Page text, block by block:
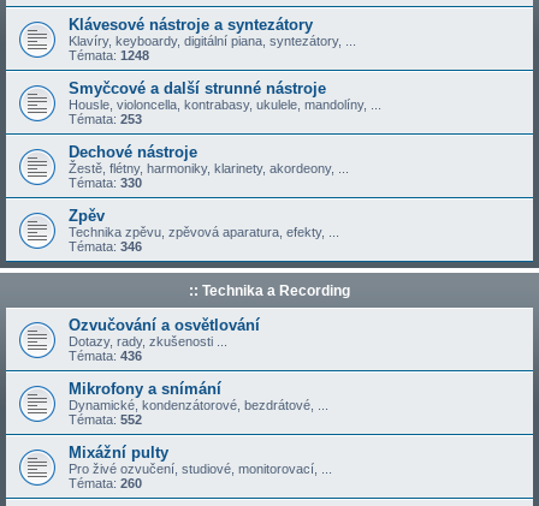
Klávesové nástroje a syntezátory
Klavíry, keyboardy, digitální piana, syntezátory, ...
Témata: 1248
Smyčcové a další strunné nástroje
Housle, violoncella, kontrabasy, ukulele, mandolíny, ...
Témata: 253
Dechové nástroje
Žestě, flétny, harmoniky, klarinety, akordeony, ...
Témata: 330
Zpěv
Technika zpěvu, zpěvová aparatura, efekty, ...
Témata: 346
:: Technika a Recording
Ozvučování a osvětlování
Dotazy, rady, zkušenosti ...
Témata: 436
Mikrofony a snímání
Dynamické, kondenzátorové, bezdrátové, ...
Témata: 552
Mixážní pulty
Pro živé ozvučení, studiové, monitorovací, ...
Témata: 260